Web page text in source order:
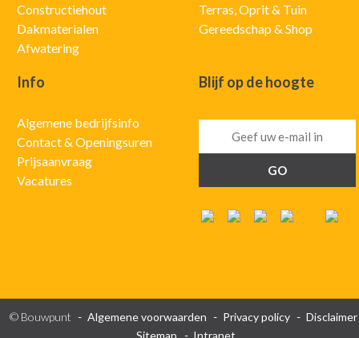
Constructiehout
Dakmaterialen
Afwatering
Terras, Oprit & Tuin
Gereedschap & Shop
Info
Algemene bedrijfsinfo
Contact & Openingsuren
Prijsaanvraag
Vacatures
Blijf op de hoogte
© Bouwpunt Algemene voorwaarden Privacy policy
Disclaimer
Sitemap
Intranet